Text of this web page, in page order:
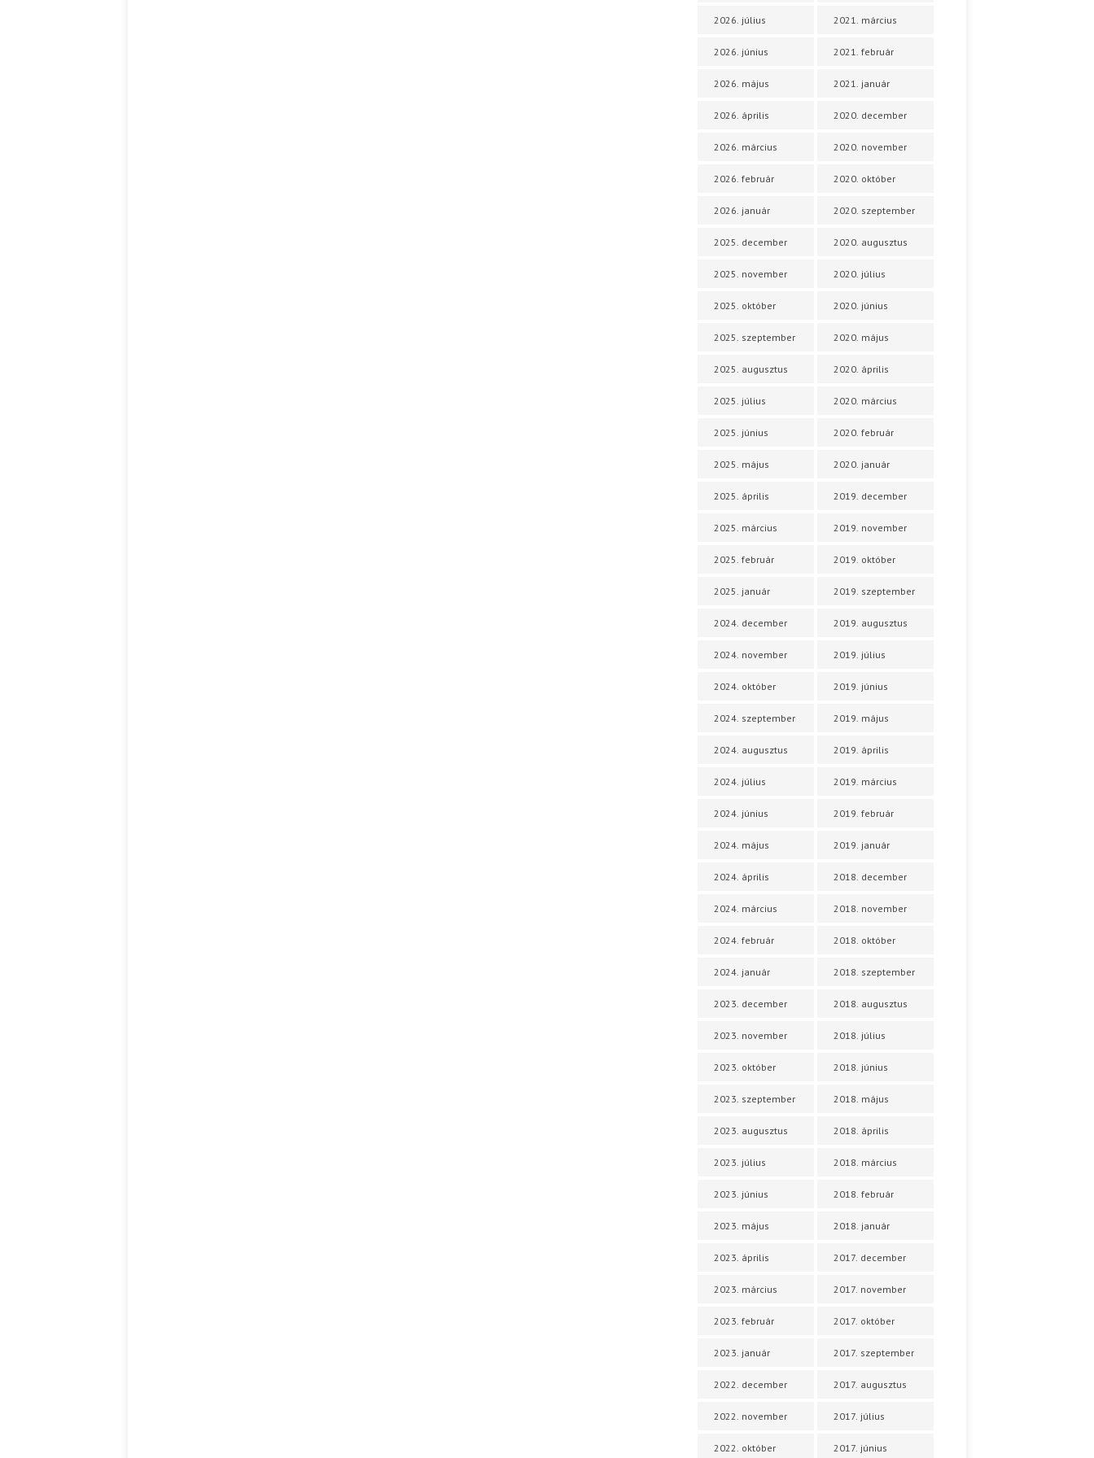
2026. július
2026. június
2026. május
2026. április
2026. március
2026. február
2026. január
2025. december
2025. november
2025. október
2025. szeptember
2025. augusztus
2025. július
2025. június
2025. május
2025. április
2025. március
2025. február
2025. január
2024. december
2024. november
2024. október
2024. szeptember
2024. augusztus
2024. július
2024. június
2024. május
2024. április
2024. március
2024. február
2024. január
2023. december
2023. november
2023. október
2023. szeptember
2023. augusztus
2023. július
2023. június
2023. május
2023. április
2023. március
2023. február
2023. január
2022. december
2022. november
2022. október
2021. március
2021. február
2021. január
2020. december
2020. november
2020. október
2020. szeptember
2020. augusztus
2020. július
2020. június
2020. május
2020. április
2020. március
2020. február
2020. január
2019. december
2019. november
2019. október
2019. szeptember
2019. augusztus
2019. július
2019. június
2019. május
2019. április
2019. március
2019. február
2019. január
2018. december
2018. november
2018. október
2018. szeptember
2018. augusztus
2018. július
2018. június
2018. május
2018. április
2018. március
2018. február
2018. január
2017. december
2017. november
2017. október
2017. szeptember
2017. augusztus
2017. július
2017. június